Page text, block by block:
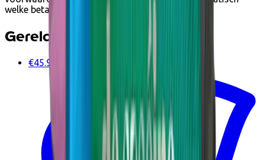
welke betaalopties beschikbaar zijn.
Gerelateerde producten
€45.95